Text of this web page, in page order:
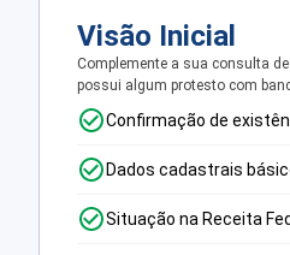
Visão Inicial
Complemente a sua consulta
possui algum protesto com
Confirmação de
Dados cadastrais
Situação na Receita